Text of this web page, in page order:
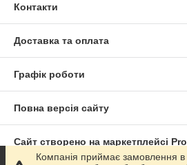
Контакти
Доставка та оплата
Графік роботи
Повна версія сайту
Сайт створено на маркетплейсі
Компанія приймає замовлення